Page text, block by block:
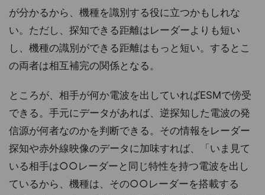
が分かるから、機種を識別する役に立つかもしれな
い。ただし、探知できる距離はレーダーよりも短い
し、機種の識別ができる距離はもっと短い。するとこ
の両者は相互補完の関係となる。
ところが、相手が何か電波を出していればESMで傍受
できる。手元にデータがあれば、逆探知した電波の発
信源が何者なのかを判断できる。その情報をレーダー
探知や赤外線映像のデータに加味すれば、「いま見て
いる相手は○○レーダーと同じ特性を持つ電波を出し
ているから、機種は、その○○レーダーを搭載する